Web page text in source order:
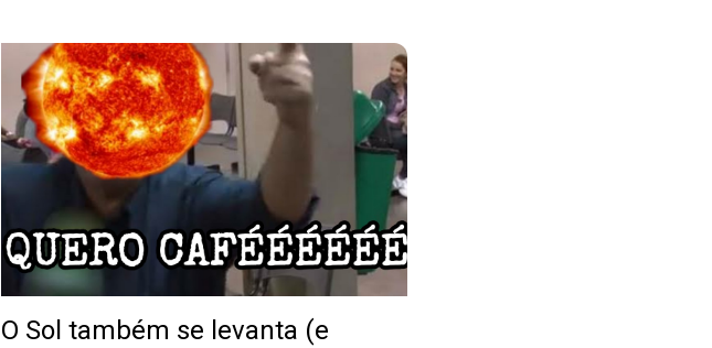
O Sol também se levanta (e